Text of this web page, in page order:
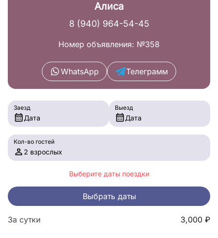
Алиса
8 (940) 964-54-45
Номер объявления: №358
WhatsApp Телеграмм
Заезд
Дата
Выезд
Дата
Кол-во гостей
2 взрослых
Выберите даты поездки
Выбрать даты
За сутки 3,000 ₽